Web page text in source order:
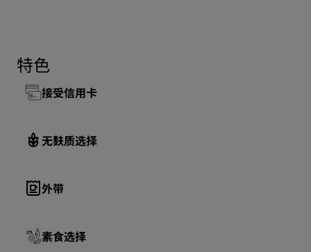
特色
接受信用卡
无麸质选择
外带
素食选择